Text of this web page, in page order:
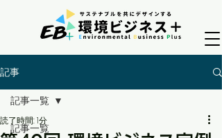
記事
記事一覧
記事一覧
読了時間: 1分